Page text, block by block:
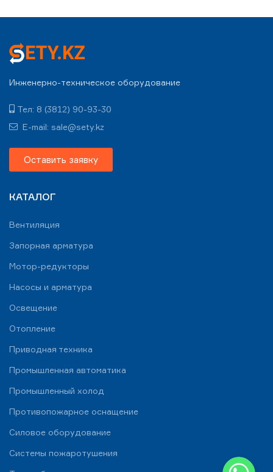
Инженерно-техническое оборудование
Тел: 8 (3812) 90-93-30
E-mail: sale@sety.kz
Оставить заявку
КАТАЛОГ
Вентиляция
Запорная арматура
Мотор-редукторы
Насосы и арматура
Освещение
Отопление
Приводная техника
Промышленная автоматика
Промышленный холод
Противопожарное оснащение
Силовое оборудование
Системы пожаротушения
WhatsApp